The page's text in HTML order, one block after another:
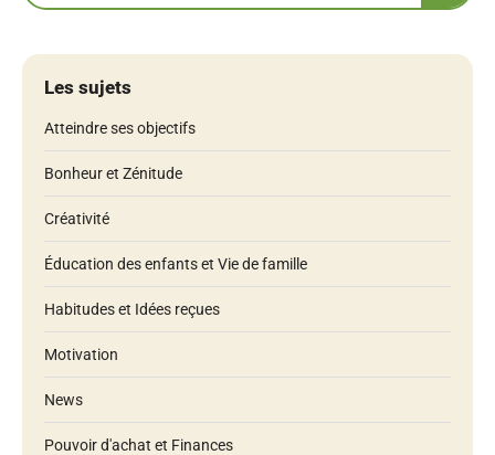
Les sujets
Atteindre ses objectifs
Bonheur et Zénitude
Créativité
Éducation des enfants et Vie de famille
Habitudes et Idées reçues
Motivation
News
Pouvoir d'achat et Finances